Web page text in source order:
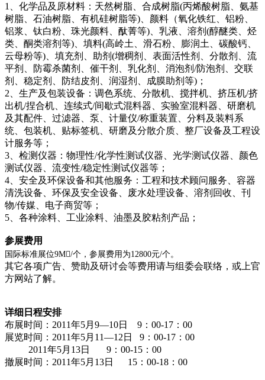
1、化学品及原材料：天然树脂、合成树脂(丙烯酸树脂、氨基
树脂、石油树脂、有机硅树脂等)、颜料（氧化铁红、铝粉、
铝浆、钛白粉、珠光颜料、酞菁等)、乳液、溶剂(醇醚类、烃
类、酮类溶剂等)、填料(高岭土、滑石粉、膨润土、碳酸钙、
云母粉等)、填充剂、助剂(增稠剂、表面活性剂、分散剂、流
平剂、防霉杀菌剂、催干剂、乳化剂、消泡剂/防泡剂、交联
剂、稳定剂、防结皮剂、润湿剂、成膜助剂等)；
2、生产及包装设备：调色系统、分散机、搅拌机、挤压机/挤
出机/捏合机、连续式/间歇式混料器、实验室混料器、研磨机
及其配件、过滤器、泵、计量仪/称重装置、分料及装料系
统、包装机、贴标签机、研磨及分散介质、整厂设备及工程设
计服务等；
3、检测仪器：物理性/化学性测试仪器、光学测试仪器、颜色
测试仪器、流变性/稳定性测试仪器等；
4、安全及环保设备和其他服务：工程和技术顾问服务、容器
清洗设备、环保及安全设备、废水处理设备、溶剂回收、刊
物/传媒、电子商贸等；
5、各种涂料、工业涂料、油墨及胶粘剂产品；
参展费用
国际标准展位9M/个， 参展费用为12800元/个。
其它各项广告、赞助及研讨会等费用请与组委会联络，或上官
方网站了解。
详细日程安排
布展时间：2011年5月9—10日
9 ：00-17：00
展览时间：2011年5月11—12日
9 ：00-17：00
2011年5月 13日 9 ：00-15：00
撤展时间：2011年5月13日
15 ：00-18：00